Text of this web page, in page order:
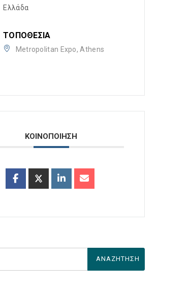
Ελλάδα
ΤΟΠΟΘΕΣΊΑ
Metropolitan Expo, Athens
ΚΟΙΝΟΠΟΙΗΣΗ